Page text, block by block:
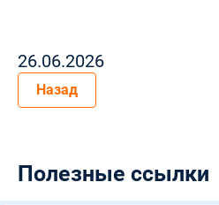
26.06.2026
Назад
Полезные ссылки